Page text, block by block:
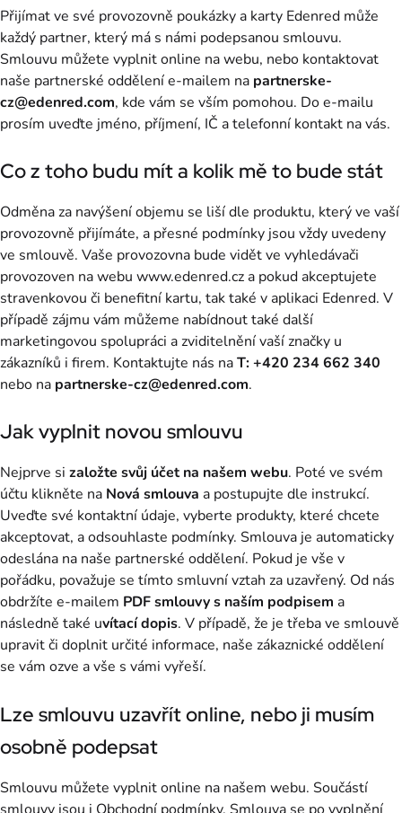
Přijímat ve své provozovně poukázky a karty Edenred může
každý partner, který má s námi podepsanou smlouvu.
Smlouvu můžete vyplnit online na webu, nebo kontaktovat
naše partnerské oddělení e-mailem na partnerske-
cz@edenred.com, kde vám se vším pomohou. Do e-mailu
prosím uveďte jméno, příjmení, IČ a telefonní kontakt na vás.
Co z toho budu mít a kolik mě to bude stát
Odměna za navýšení objemu se liší dle produktu, který ve vaší
provozovně přijímáte, a přesné podmínky jsou vždy uvedeny
ve smlouvě. Vaše provozovna bude vidět ve vyhledávači
provozoven na webu www.edenred.cz a pokud akceptujete
stravenkovou či benefitní kartu, tak také v aplikaci Edenred. V
případě zájmu vám můžeme nabídnout také další
marketingovou spolupráci a zviditelnění vaší značky u
zákazníků i firem. Kontaktujte nás naT: +420 234 662 340
nebo na partnerske-cz@edenred.com.
Jak vyplnit novou smlouvu
Nejprve si založte svůj účet na našem webu. Poté ve svém
účtu klikněte na Nová smlouva a postupujte dle instrukcí.
Uveďte své kontaktní údaje, vyberte produkty, které chcete
akceptovat, a odsouhlaste podmínky. Smlouva je automaticky
odeslána na naše partnerské oddělení. Pokud je vše v
pořádku, považuje se tímto smluvní vztah za uzavřený. Od nás
obdržíte e-mailem PDF smlouvy s naším podpisem a
následně také uvítací dopis. V případě, že je třeba ve smlouvě
upravit či doplnit určité informace, naše zákaznické oddělení
se vám ozve a vše s vámi vyřeší.
Lze smlouvu uzavřít online, nebo ji musím
osobně podepsat
Smlouvu můžete vyplnit online na našem webu. Součástí